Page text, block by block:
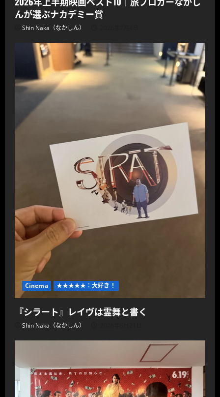
んが選ぶナカデミー賞
Shin Naka（なかしん）
Cinema ★★★★★：大好き！
『シラート』レイヴは霊舞と書く
Shin Naka（なかしん）